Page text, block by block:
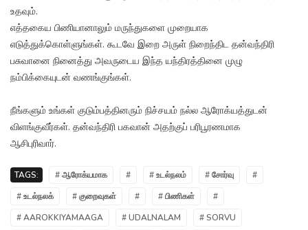
உதவும்.
எத்தகைய பிணியானாலும் மருந்துகளை முறையாக
எடுத்துக்கொள்ளுங்கள். கூடவே இறை அருள் நிறைந்திட தன்வந்திரி
பசுவானை நினைத்து அவருடைய இந்த யந்திரத்தினை முழு
நம்பிக்கையுடன் வணங்குங்கள்.
நீங்களும் உங்கள் குடும்பத்தினரும் நிச்சயம் நல்ல ஆரோக்யத்துடன்
விளங்குவீர்கள். தன்வந்திரி பகவான் அதற்குப் பரிபூரணமாக
ஆசிபுரிவார்.
TAGS: # ஆரோக்யமாக # # உடல்நலம் # சோர்வு
#
# உடல்நலக்
# குறைவுகள் # # பிணிகள்
#
# AAROKKIYAMAAGA
# UDALNALAM
# SORVU